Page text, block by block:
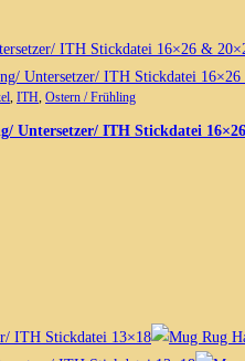
, ITH, Ostern / Frühling
Untersetzer/ ITH Stickdatei